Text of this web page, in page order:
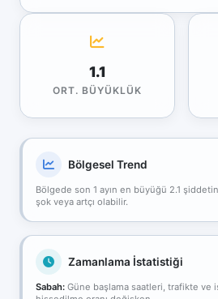
1.1
ORT. BÜYÜKLÜK
Bölgesel Trend
Bölgede son 1 ayın en büyüğü 2.1
şok veya artçı olabilir.
Zamanlama İstatistiği
Sabah: Güne başlama saatleri, trafikte ve